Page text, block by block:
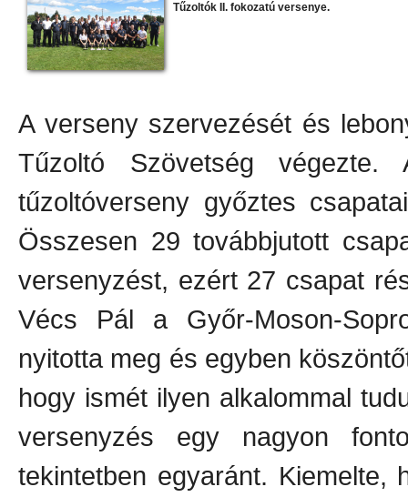
Tűzoltók II. fokozatú versenye.
A verseny szervezését és
Tűzoltó Szövetség
tűzoltóverseny győztes
Összesen 29 továbbjutott
versenyzést, ezért 27 csapat
Vécs Pál a Győr-Moson-
nyitotta meg és egyben
hogy ismét ilyen alkalommal
versenyzés egy nagyon
tekintetben egyaránt. Kiemelte,